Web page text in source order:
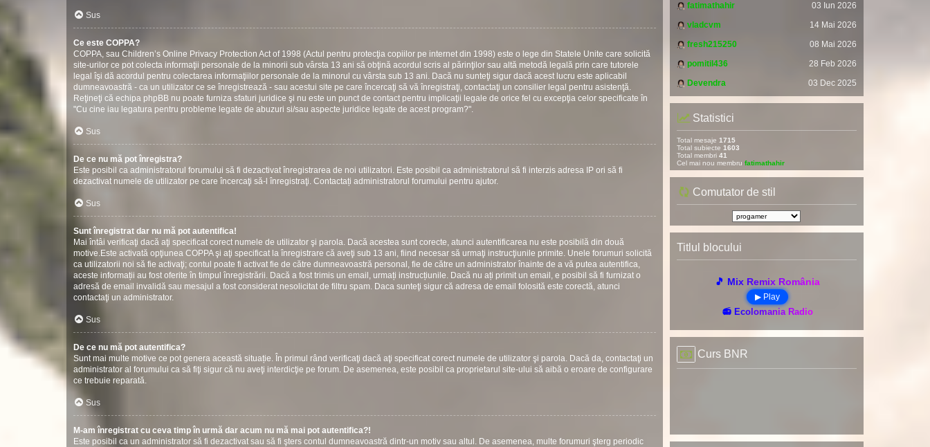
Sus
Ce este COPPA?
COPPA, sau Children’s Online Privacy Protection Act of 1998 (Actul pentru protecţia copiilor pe internet din 1998) este o lege din Statele Unite care solicită
site-urilor ce pot colecta informaţii personale de la minorii sub vârsta 13 ani să obţină acordul scris al părinţilor sau altă metodă legală prin care tutorele
legal îşi dă acordul pentru colectarea informaţiilor personale de la minorul cu vârsta sub 13 ani. Dacă nu sunteţi sigur dacă acest lucru este aplicabil
dumneavoastră - ca un utilizator ce se înregistrează - sau acestui site pe care încercaţi să vă înregistraţi, contactaţi un consilier legal pentru asistenţă.
Reţineţi că echipa phpBB nu poate furniza sfaturi juridice şi nu este un punct de contact pentru implicaţii legale de orice fel cu excepţia celor specificate în
"Cu cine iau legatura pentru probleme legate de abuzuri si/sau aspecte juridice legate de acest program?".
Sus
De ce nu mă pot înregistra?
Este posibil ca administratorul forumului să fi dezactivat înregistrarea de noi utilizatori. Este posibil ca administratorul să fi interzis adresa IP ori să fi
dezactivat numele de utilizator pe care încercaţi să-l înregistraţi. Contactați administratorul forumului pentru ajutor.
Sus
Sunt înregistrat dar nu mă pot autentifica!
Mai întâi verificaţi dacă aţi specificat corect numele de utilizator şi parola. Dacă acestea sunt corecte, atunci autentificarea nu este posibilă din două
motive.Este activată opţiunea COPPA şi aţi specificat la înregistrare că aveţi sub 13 ani, fiind necesar să urmaţi instrucţiunile primite. Unele forumuri solicită
ca utilizatorii noi să fie activaţi; contul poate fi activat fie de către dumneavoastră personal, fie de către un administrator înainte de a vă putea autentifica,
aceste informații au fost oferite în timpul înregistrării. Dacă a fost trimis un email, urmați instrucțiunile. Dacă nu ați primit un email, e posibil să fi furnizat o
adresă de email invalidă sau mesajul a fost considerat nesolicitat de filtru spam. Daca sunteţi sigur că adresa de email folosită este corectă, atunci
contactaţi un administrator.
Sus
De ce nu mă pot autentifica?
Sunt mai multe motive ce pot genera această situație. În primul rând verificaţi dacă aţi specificat corect numele de utilizator şi parola. Dacă da, contactaţi un
administrator al forumului ca să fiţi sigur că nu aveţi interdicţie pe forum. De asemenea, este posibil ca proprietarul site-ului să aibă o eroare de configurare
ce trebuie reparată.
Sus
M-am înregistrat cu ceva timp în urmă dar acum nu mă mai pot autentifica?!
Este posibil ca un administrator să fi dezactivat sau să fi şters contul dumneavoastră dintr-un motiv sau altul. De asemenea, multe forumuri şterg periodic
fatimathahir
03 Iun 2026
vladcvm
14 Mai 2026
fresh215250
08 Mai 2026
pomitil436
28 Feb 2026
Devendra
03 Dec 2025
Statistici
Total mesaje 1715
Total subiecte 1603
Total membri 41
Cel mai nou membru fatimathahir
Comutator de stil
Titlul blocului
🎵 Mix Remix România
▶ Play
📻 Ecolomania Radio
Curs BNR